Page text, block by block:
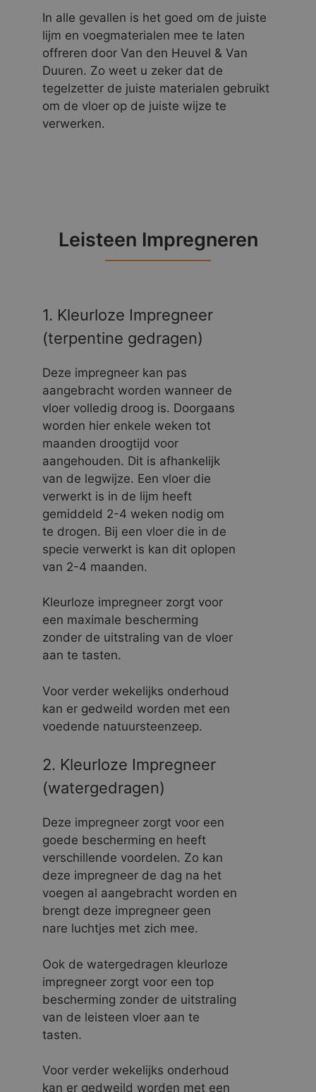
In alle gevallen is het goed om de juiste
lijm en voegmaterialen mee te laten
offreren door Van den Heuvel & Van
Duuren. Zo weet u zeker dat de
tegelzetter de juiste materialen gebruikt
om de vloer op de juiste wijze te
verwerken.
Leisteen Impregneren
1. Kleurloze Impregneer
(terpentine gedragen)
Deze impregneer kan pas
aangebracht worden wanneer de
vloer volledig droog is. Doorgaans
worden hier enkele weken tot
maanden droogtijd voor
aangehouden. Dit is afhankelijk
van de legwijze. Een vloer die
verwerkt is in de lijm heeft
gemiddeld 2-4 weken nodig om
te drogen. Bij een vloer die in de
specie verwerkt is kan dit oplopen
van 2-4 maanden.
Kleurloze impregneer zorgt voor
een maximale bescherming
zonder de uitstraling van de vloer
aan te tasten.
Voor verder wekelijks onderhoud
kan er gedweild worden met een
voedende natuursteenzeep.
2. Kleurloze Impregneer
(watergedragen)
Deze impregneer zorgt voor een
goede bescherming en heeft
verschillende voordelen. Zo kan
deze impregneer de dag na het
voegen al aangebracht worden en
brengt deze impregneer geen
nare luchtjes met zich mee.
Ook de watergedragen kleurloze
impregneer zorgt voor een top
bescherming zonder de uitstraling
van de leisteen vloer aan te
tasten.
Voor verder wekelijks onderhoud
kan er gedweild worden met een